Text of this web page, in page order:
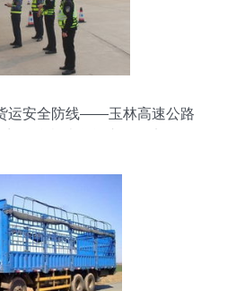
运安全防线——玉林高速公路